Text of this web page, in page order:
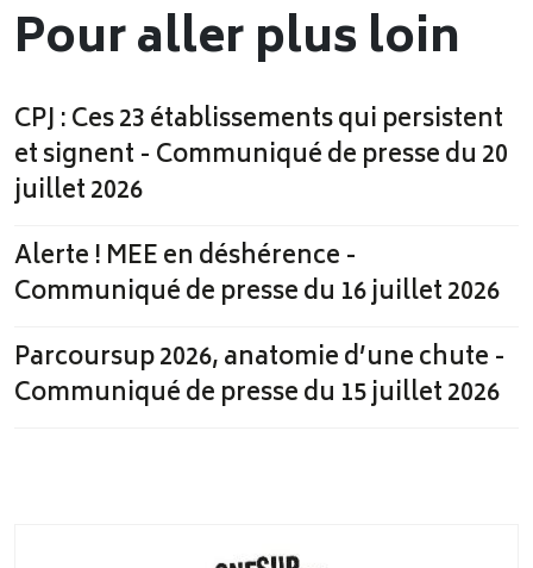
Pour aller plus loin
CPJ : Ces 23 établissements qui persistent
et signent - Communiqué de presse du 20
juillet 2026
Alerte ! MEE en déshérence -
Communiqué de presse du 16 juillet 2026
Parcoursup 2026, anatomie d’une chute -
Communiqué de presse du 15 juillet 2026